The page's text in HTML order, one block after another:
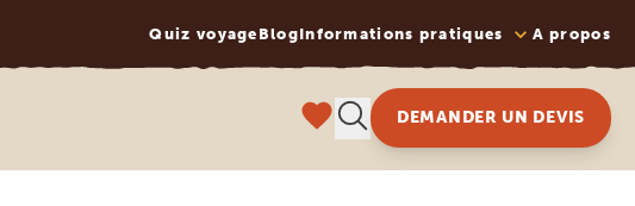
Quiz voyage BlogInformations pratiques A propos
DEMANDER UN DEVIS